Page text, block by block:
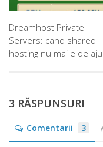
Dreamhost Private
Servers: cand shared
hosting nu mai e de
3 RĂSPUNSURI
Comentarii 3